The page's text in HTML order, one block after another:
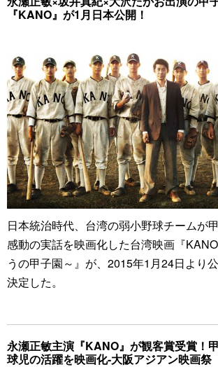
『KANO』が1月日本公開！
日本統治時代、台湾の弱小野球チームが
感動の実話を映画化した台湾映画『
うの甲子園～』が、2015年1月24日より
決定した。
永瀬正敏主演『KANO』が観客賞受賞！
球児の活躍を映画化-大阪アジアン映画祭